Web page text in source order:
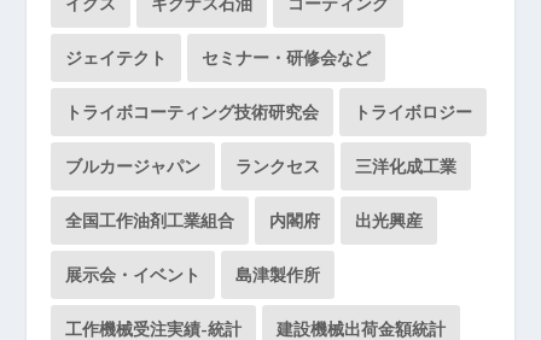
ジェイテクト セミナー・研修会など
トライボコーティング技術研究会 トライボロジー
ブルカージャパン ランクセス 三洋化成工業
全国工作油剤工業組合 内閣府 出光興産
展示会・イベント 島津製作所
工作機械受注実績-統計 建設機械出荷金額統計